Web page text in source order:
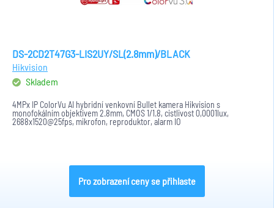
DS-2CD2T47G3-LIS2UY/SL(2.8mm)/BLACK
Hikvision
Skladem
4MPx IP ColorVu AI hybridní venkovní Bullet kamera Hikvision s
monofokálním objektivem 2.8mm, CMOS 1/1.8, cistlivost 0,0001lux,
2688x1520@25fps, mikrofon, reproduktor, alarm IO
H.265+/H.265/H.264+/H.264,...
Pro zobrazení ceny se přihlaste